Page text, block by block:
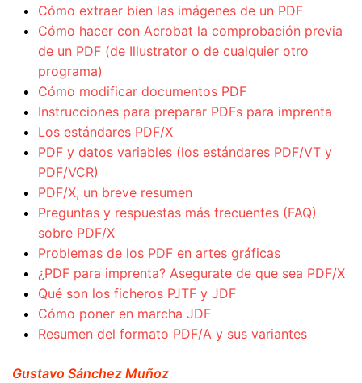
Cómo extraer bien las imágenes de un PDF
Cómo hacer con Acrobat la comprobación previa
de un PDF (de Illustrator o de cualquier otro
programa)
Cómo modificar documentos PDF
Instrucciones para preparar PDFs para imprenta
Los estándares PDF/X
PDF y datos variables (los estándares PDF/VT y
PDF/VCR)
PDF/X, un breve resumen
Preguntas y respuestas más frecuentes (FAQ)
sobre PDF/X
Problemas de los PDF en artes gráficas
¿PDF para imprenta? Asegurate de que sea PDF/X
Qué son los ficheros PJTF y JDF
Cómo poner en marcha JDF
Resumen del formato PDF/A y sus variantes
Gustavo Sánchez Muñoz